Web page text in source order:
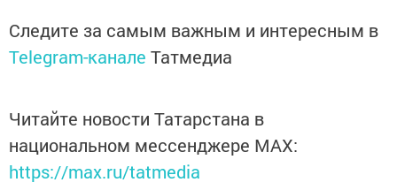
Следите за самым важным и интересным в
Telegram-канале Татмедиа
Читайте новости Татарстана в
национальном мессенджере MАХ:
https://max.ru/tatmedia